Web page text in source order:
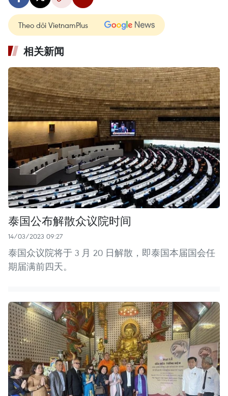
Theo dõi VietnamPlus
相关新闻
泰国公布解散众议院时间
14/03/2023 09:27
泰国众议院将于 3 月 20 日解散，即泰国本届国会任
期届满前四天。